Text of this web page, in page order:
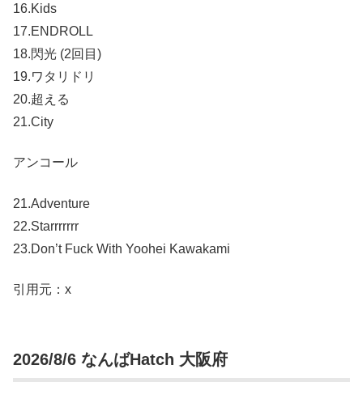
16.Kids
17.ENDROLL
18.閃光 (2回目)
19.ワタリドリ
20.超える
21.City
アンコール
21.Adventure
22.Starrrrrrr
23.Don’t Fuck With Yoohei Kawakami
引用元：x
2026/8/6 なんばHatch 大阪府